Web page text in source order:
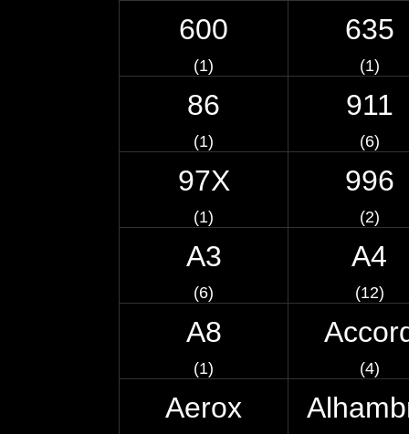
600
(1)
635
(1)
86
(1)
911
(6)
97X
(1)
996
(2)
A3
(6)
A4
(12)
A8
(1) (4)
Aerox